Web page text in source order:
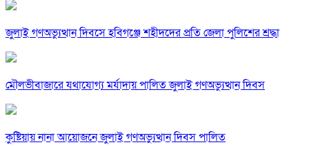
জুলাই গণঅভ্যুত্থান দিবসে হবিগঞ্জে শহীদদের প্রতি জেলা পুলিশের শ্রদ্ধা
মৌলভীবাজারে যথাযোগ্য মর্যাদায় পালিত জুলাই গণঅভ্যুত্থান দিবস
কুষ্টিয়ায় নানা আয়োজনে জুলাই গণঅভ্যুত্থান দিবস পালিত